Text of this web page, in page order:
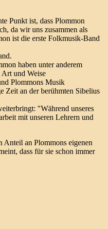
Punkt ist, dass Plommon
da wir uns zusammen als
ist die erste Folkmusik-Band
haben unter anderem
und Weise
Plommons Musik
Zeit an der berühmten Sibelius
"Während unseres
mit unseren Lehrern und
Anteil an Plommons eigenen
dass für sie schon immer